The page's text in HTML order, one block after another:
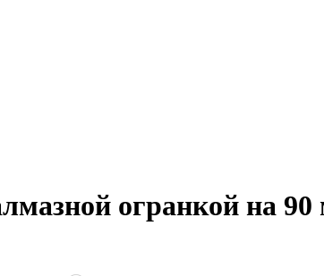
огранкой на